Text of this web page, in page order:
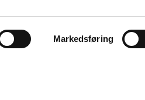
Markedsføring